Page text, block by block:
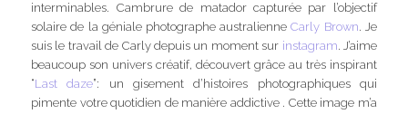
interminables. Cambrure de matador capturée par l’objectif
solaire de la géniale photographe australienneCarly Brown. Je
suis le travail de Carly depuis un moment sur instagram. J’aime
beaucoup son univers créatif, découvert grâce au très inspirant
“Last daze”: un gisement d’histoires photographiques qui
pimente votre quotidien de manière addictive . Cette image m’a